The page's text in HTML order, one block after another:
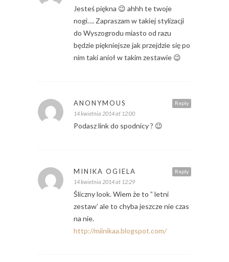
Jesteś piękna 😉 ahhh te twoje
nogi…. Zapraszam w takiej stylizacji
do Wyszogrodu miasto od razu
będzie piękniejsze jak przejdzie się po
nim taki anioł w takim zestawie 😉
Reply
ANONYMOUS
14 kwietnia 2014 at 12:00
Podasz link do spodnicy ? 😉
Reply
MINIKA OGIELA
14 kwietnia 2014 at 12:29
Śliczny look. Wiem że to ” letni
zestaw’ ale to chyba jeszcze nie czas
na nie.
http://miinikaa.blogspot.com/